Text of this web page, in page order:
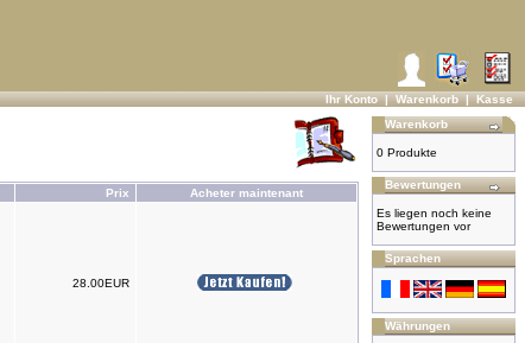
Ihr Konto|Warenkorb|Kasse
Prix Acheter maintenant
28.00EUR
Warenkorb
0 Produkte
Bewertungen
Es liegen noch keine
Bewertungen vor
Sprachen
Währungen